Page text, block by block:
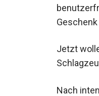
Jetzt
Nach